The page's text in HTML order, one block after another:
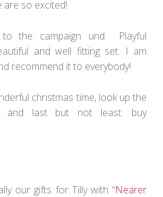
are so excited!
the campaign und Playful
and well fitting set. I am
recommend it to everybody!
christmas time, look up the
and last but not least: buy
our gifts for Tilly with “Nearer